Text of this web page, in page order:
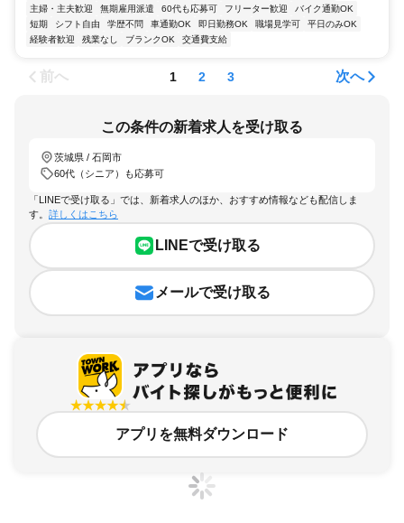
主婦・主夫歓迎
無期雇用派遣 60代も応募可 フリーター歓迎
バイク通勤OK
短期
シフト自由 学歴不問 車通勤OK 即日勤務OK 職場見学可
平日のみOK
経験者歓迎
残業なし ブランクOK 交通費支給
前へ 1 2 3 次へ
この条件の新着求人を受け取る
茨城県 / 石岡市
60代（シニア）も応募可
「LINEで受け取る」では、新着求人のほか、おすすめ情報なども配信しま
す。 詳しくはこちら
LINEで受け取る
メールで受け取る
アプリを無料ダウンロード